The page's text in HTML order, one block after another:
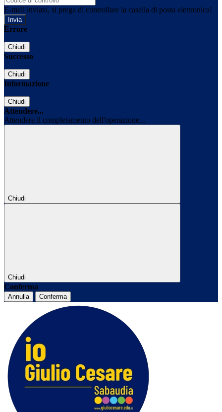
E-mail inviata, si prega di controllare la casella di posta elettronica!
Errore
Chiudi
Successo
Chiudi
Informazione
Chiudi
Attendere...
Attendere il completamento dell'operazione...
Chiudi
Chiudi
Conferma
Annulla Conferma